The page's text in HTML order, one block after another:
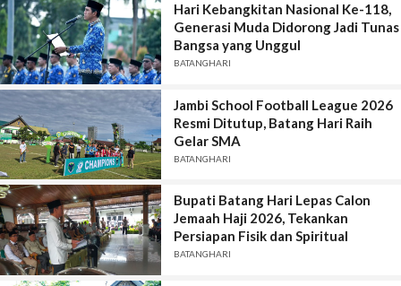
Hari Kebangkitan Nasional Ke-118,
Generasi Muda Didorong Jadi Tunas
Bangsa yang Unggul
BATANGHARI
Jambi School Football League 2026
Resmi Ditutup, Batang Hari Raih
Gelar SMA
BATANGHARI
Bupati Batang Hari Lepas Calon
Jemaah Haji 2026, Tekankan
Persiapan Fisik dan Spiritual
BATANGHARI